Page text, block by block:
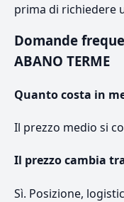
prima di richiedere
Domande
ABANO TERME
Quanto costa in
Il prezzo medio si
Il prezzo cambia
Sì. Posizione,